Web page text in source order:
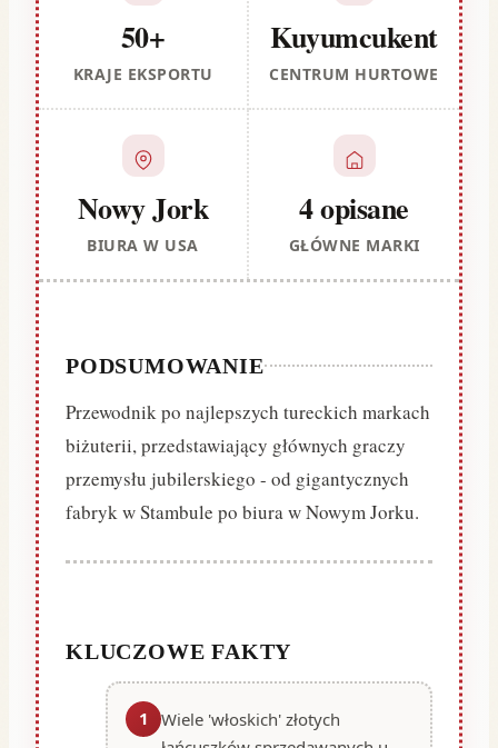
50+
KRAJE EKSPORTU
Kuyumcukent
CENTRUM HURTOWE
Nowy Jork
BIURA W USA
4 opisane
GŁÓWNE MARKI
PODSUMOWANIE
Przewodnik po najlepszych tureckich markach
biżuterii, przedstawiający głównych graczy
przemysłu jubilerskiego - od gigantycznych
fabryk w Stambule po biura w Nowym Jorku.
KLUCZOWE FAKTY
1
Wiele 'włoskich' złotych